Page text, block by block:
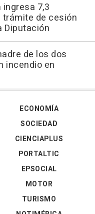
7,3
de cesión
Diputación
de los dos
incendio en
ECONOMÍA
SOCIEDAD
CIENCIAPLUS
PORTALTIC
EPSOCIAL
MOTOR
TURISMO